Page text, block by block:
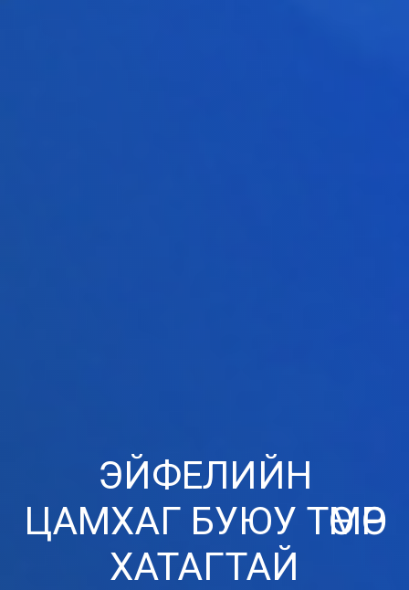
ЭЙФЕЛИЙН
ЦАМХАГ БУЮУ ТӨМӨР
ХАТАГТАЙ